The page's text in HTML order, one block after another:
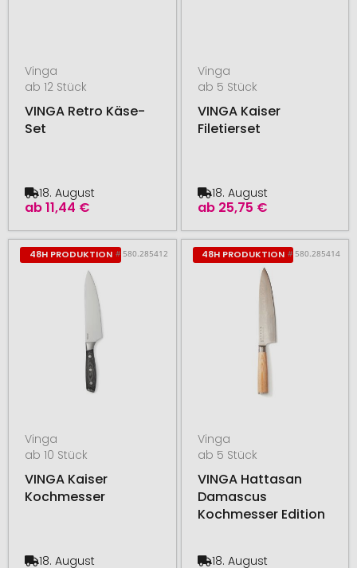
Vinga
ab 12 Stück
VINGA Retro Käse-
Set
ab11,44 €
18. August
Vinga
ab 5 Stück
VINGA Kaiser
Filetierset
ab 25,75 €
18. August
48H PRODUKTION # 580.285412
Vinga
ab 10 Stück
VINGA Kaiser
Kochmesser
18. August
48H PRODUKTION # 580.285414
Vinga
ab 5 Stück
VINGA Hattasan
Damascus
Kochmesser Edition
18. August